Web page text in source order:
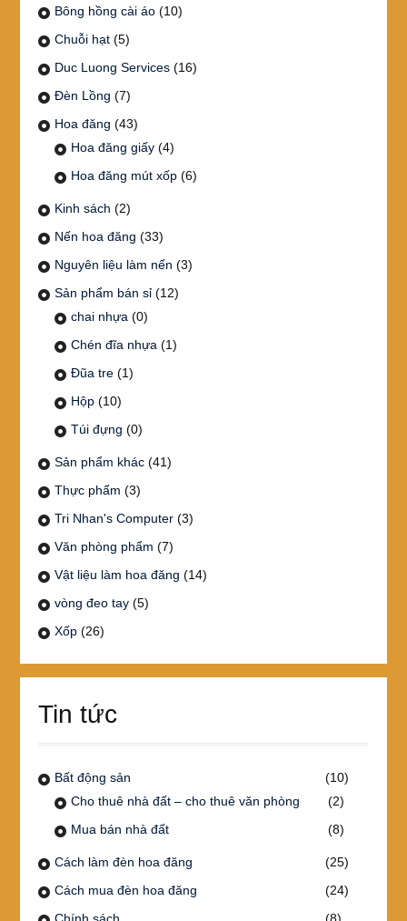
Bông hồng cài áo (10)
Chuỗi hạt (5)
Duc Luong Services (16)
Đèn Lồng (7)
Hoa đăng (43)
Hoa đăng giấy (4)
Hoa đăng mút xốp (6)
Kinh sách (2)
Nến hoa đăng (33)
Nguyên liệu làm nến (3)
Sản phẩm bán sỉ (12)
chai nhựa (0)
Chén đĩa nhựa (1)
Đũa tre (1)
Hộp (10)
Túi đựng (0)
Sản phẩm khác (41)
Thực phẩm (3)
Tri Nhan's Computer (3)
Văn phòng phẩm (7)
Vật liệu làm hoa đăng (14)
vòng đeo tay (5)
Xốp (26)
Tin tức
Bất động sản
(10)
Cho thuê nhà đất – cho thuê văn phòng
(2)
Mua bán nhà đất
(8)
Cách làm đèn hoa đăng
(25)
Cách mua đèn hoa đăng
(24)
Chính sách
(8)